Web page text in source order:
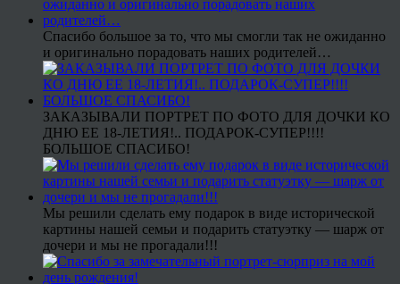
Спасибо большое за то, что мы смогли так не ожиданно
и оригинально порадовать наших родителей…
ЗАКАЗЫВАЛИ ПОРТРЕТ ПО ФОТО ДЛЯ ДОЧКИ КО
ДНЮ ЕЕ 18-ЛЕТИЯ!.. ПОДАРОК-СУПЕР!!!!
БОЛЬШОЕ СПАСИБО!
Мы решили сделать ему подарок в виде исторической
картины нашей семьи и подарить статуэтку — шарж от
дочери и мы не прогадали!!!